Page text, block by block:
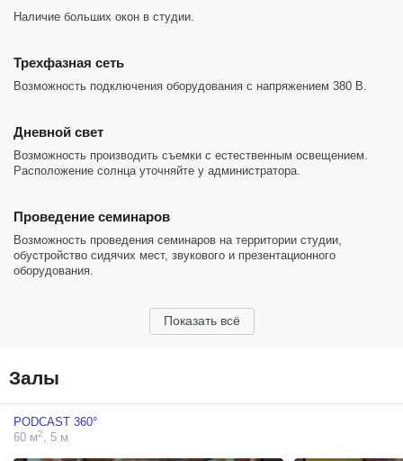
— Лаундж зона, туалет, как арт-пространство, свежесваренный
и Sony fx30.
Топовый свет от Aputure, микрофоны Shure sm7b, проекционные
больше не встретите ни в одном шоу или подкасте.
Наличие больших окон в студии.
Трехфазная сеть
Возможность подключения оборудования с напряжением 380 В.
Дневной свет
Возможность производить съемки с естественным освещением.
Расположение солнца уточняйте у администратора.
Проведение семинаров
Возможность проведения семинаров на территории студии,
обустройство сидячих мест, звукового и презентационного
оборудования.
Показать всё
Залы
PODCAST 360°
60 м2, 5 м